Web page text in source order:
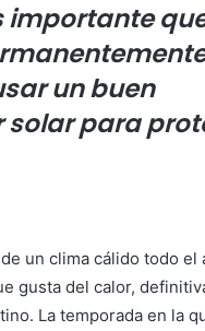
importante
un buen
para
un clima cálido todo el
gusta del calor,
La temporada en la